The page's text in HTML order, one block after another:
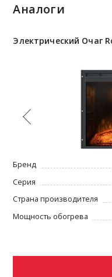
Аналоги
Электрический Очаг
Бренд
Серия
Страна производителя
Мощность обогрева